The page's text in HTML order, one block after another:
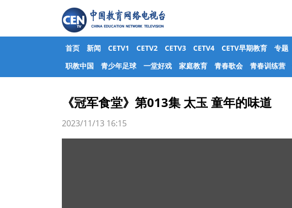
首页 新闻 CETV1 CETV2 CETV3 CETV4 CETV早期教育 专题
职教中国
青少年足球 一堂好戏 家庭教育 青春歌会 青春训练营
《冠军食堂》第013集 太玉 童年的味道
2023/11/13 16:15